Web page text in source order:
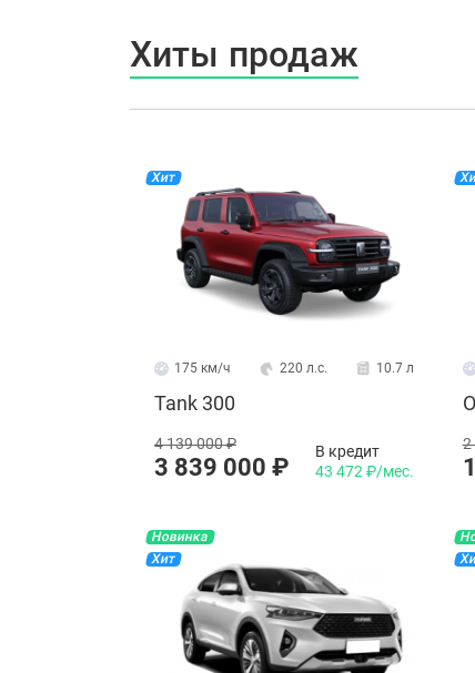
08.02.2024
Всесторонний взгляд на JAC J7
08.02.2024
Хиты продаж
Хит
175 км/ч 220 л.с. 10.7 л
Tank 300
4 139 000 ₽
3 839 000 ₽
В кредит
43 472 ₽/мес.
2
Новинка
Хит